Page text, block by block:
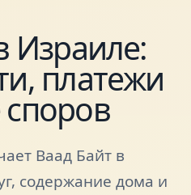
Израиле:
платежи
Ваад Байт в
содержание дома и